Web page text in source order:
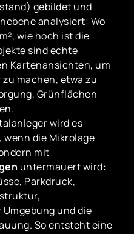
gebildet und
analysiert: Wo
wie hoch ist die
sind echte
Kartenansichten, um
machen, etwa zu
Grünflächen
wird es
die Mikrolage
mit
untermauert wird:
Parkdruck,
und die
So entsteht eine